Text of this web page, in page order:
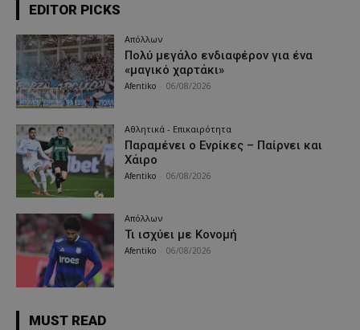
EDITOR PICKS
Απόλλων
Πολύ μεγάλο ενδιαφέρον για ένα
«μαγικό χαρτάκι»
Afentiko 06/08/2026
Αθλητικά - Επικαιρότητα
Παραμένει ο Ενρίκες – Παίρνει και
Χάιρο
Afentiko 06/08/2026
Απόλλων
Τι ισχύει με Κονομή
Afentiko 06/08/2026
MUST READ